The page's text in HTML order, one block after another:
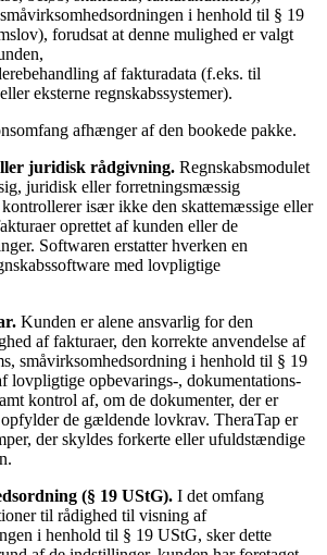
i henhold til § 19
forudsat at denne mulighed er valgt
af fakturadata (f.eks. til
eksterne regnskabssystemer).
afhænger af den bookede pakke.
juridisk rådgivning. Regnskabsmodulet
juridisk eller forretningsmæssig
især ikke den skattemæssige eller
oprettet af kunden eller de
Softwaren erstatter hverken en
med lovpligtige
Kunden er alene ansvarlig for den
af fakturaer, den korrekte anvendelse af
småvirksomhedsordning i henhold til § 19
lovpligtige opbevarings-, dokumentations-
kontrol af, om de dokumenter, der er
de gældende lovkrav. TheraTap er
der skyldes forkerte eller ufuldstændige
(§ 19 UStG). I det omfang
til rådighed til visning af
i henhold til § 19 UStG, sker dette